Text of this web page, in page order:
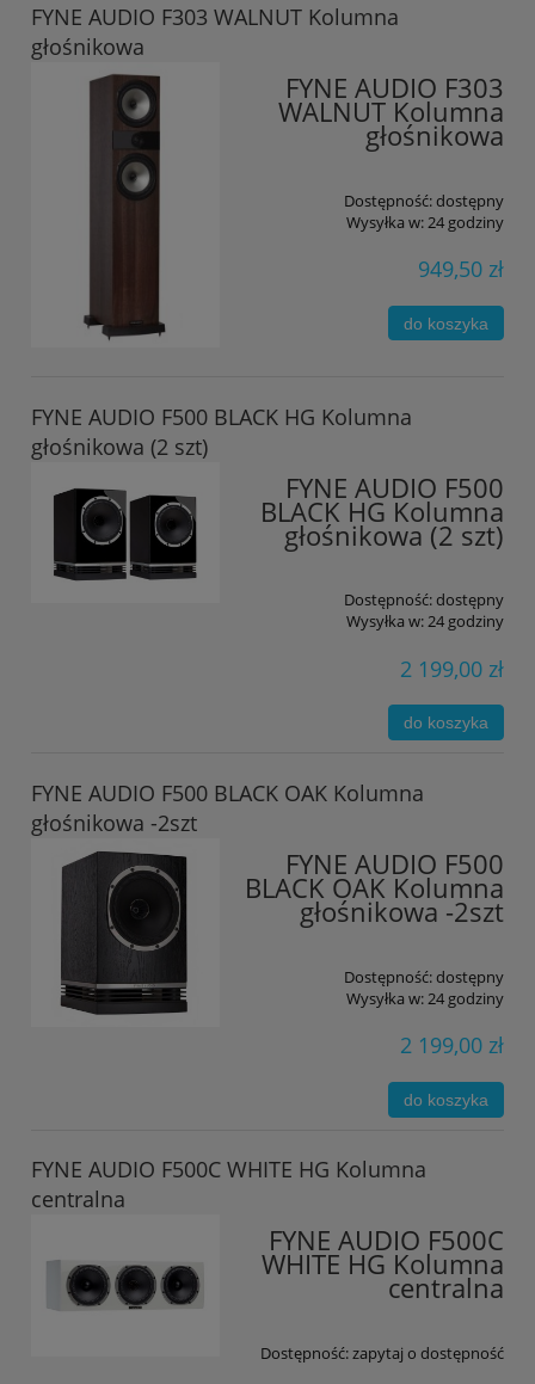
FYNE AUDIO F303 WALNUT Kolumna
głośnikowa
FYNE AUDIO F303
WALNUT Kolumna
głośnikowa
Dostępność:dostępny
Wysyłka w:24 godziny
949,50 zł
do koszyka
FYNE AUDIO F500 BLACK HG Kolumna
głośnikowa (2 szt)
FYNE AUDIO F500
BLACK HG Kolumna
głośnikowa (2 szt)
Dostępność:dostępny
Wysyłka w:24 godziny
2 199,00 zł
do koszyka
FYNE AUDIO F500 BLACK OAK Kolumna
głośnikowa -2szt
FYNE AUDIO F500
BLACK OAK Kolumna
głośnikowa -2szt
Dostępność:dostępny
Wysyłka w:24 godziny
2 199,00 zł
do koszyka
FYNE AUDIO F500C WHITE HG Kolumna
centralna
FYNE AUDIO F500C
WHITE HG Kolumna
centralna
Dostępność:zapytaj o dostępność